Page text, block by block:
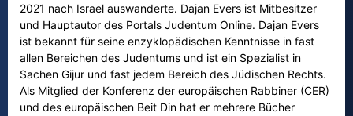
2021 nach Israel auswanderte. Dajan Evers ist Mitbesitzer
und Hauptautor des Portals Judentum Online. Dajan Evers
ist bekannt für seine enzyklopädischen Kenntnisse in fast
allen Bereichen des Judentums und ist ein Spezialist in
Sachen Gijur und fast jedem Bereich des Jüdischen Rechts.
Als Mitglied der Konferenz der europäischen Rabbiner (CER)
und des europäischen Beit Din hat er mehrere Bücher